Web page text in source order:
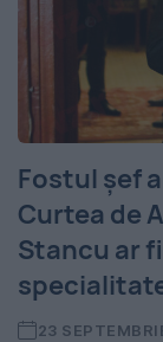
Fostul șef
Curtea de
Stancu ar
23